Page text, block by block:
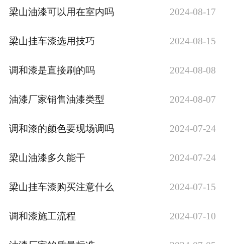
梁山油漆可以用在室内吗 2024-08-17
梁山挂车漆选用技巧 2024-08-15
调和漆是直接刷的吗 2024-08-08
油漆厂家销售油漆类型 2024-08-07
调和漆的颜色要现场调吗 2024-07-24
梁山油漆多久能干 2024-07-24
梁山挂车漆购买注意什么 2024-07-15
调和漆施工流程 2024-07-10